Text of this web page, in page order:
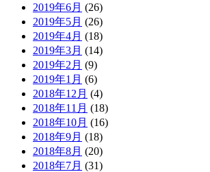
2019年6月 (26)
2019年5月 (26)
2019年4月 (18)
2019年3月 (14)
2019年2月 (9)
2019年1月 (6)
2018年12月 (4)
2018年11月 (18)
2018年10月 (16)
2018年9月 (18)
2018年8月 (20)
2018年7月 (31)